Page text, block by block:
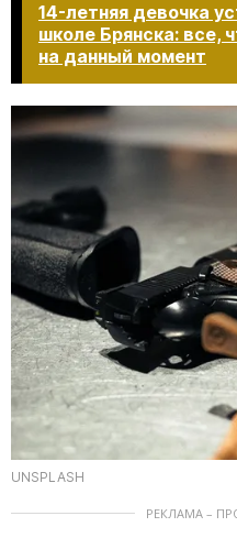
14-летняя девочка
школе Брянска: все,
на данный момент​​​​​​​
UNSPLASH
РЕКЛАМА –